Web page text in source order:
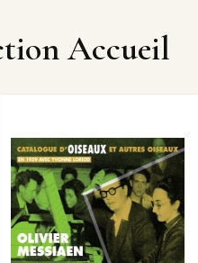
que recouvre le terme «
rappelle que Ko-Ko est
Accueil